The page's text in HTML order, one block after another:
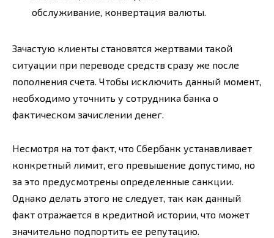
обслуживание, конвертация валюты.
Зачастую клиенты становятся жертвами такой
ситуации при переводе средств сразу же после
пополнения счета. Чтобы исключить данный момент,
необходимо уточнить у сотрудника банка о
фактическом зачислении денег.
Несмотря на тот факт, что Сбербанк устанавливает
конкретный лимит, его превышение допустимо, но
за это предусмотрены определенные санкции.
Однако делать этого не следует, так как данный
факт отражается в кредитной истории, что может
значительно подпортить ее репутацию.